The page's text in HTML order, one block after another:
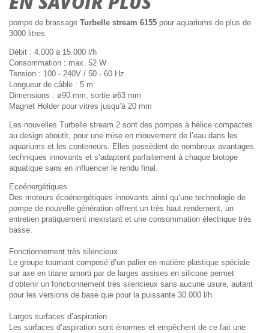
pompe de brassage Turbelle stream 6155 pour aquariums de plus de
3000 litres
Débit : 4.000 à 15.000 l/h
Consommation : max. 52 W
Tension : 100 - 240V / 50 - 60 Hz
Longueur de câble : 5 m
Dimensions : ø90 mm, sortie ø63 mm
Magnet Holder pour vitres jusqu’à 20 mm
Les nouvelles Turbelle stream 2 sont des pompes à hélice compactes
au design aboutit, pour une mise en mouvement de l’eau dans les
aquariums et les conteneurs. Elles possèdent de nombreux avantages
techniques innovants et s’adaptent parfaitement à chaque biotope
aquatique sans en influencer le rendu final.
Ecoénergétiques
Des moteurs écoénergétiques innovants ainsi qu’une technologie de
pompe de nouvelle génération offrent un très haut rendement, un
entretien pratiquement inexistant et une consommation électrique très
basse.
Fonctionnement très silencieux
Le groupe tournant composé d’un palier en matière plastique spéciale
sur axe en titane amorti par de larges assises en silicone permet
d’obtenir un fonctionnement très silencieux sans aucune usure, autant
pour les versions de base que pour la puissante 30.000 l/h.
Larges surfaces d’aspiration
Les surfaces d’aspiration sont énormes et empêchent de ce fait une